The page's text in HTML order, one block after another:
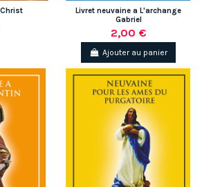
Livret neuvaine a L'archange
Gabriel
2,00 €
Ajouter au panier